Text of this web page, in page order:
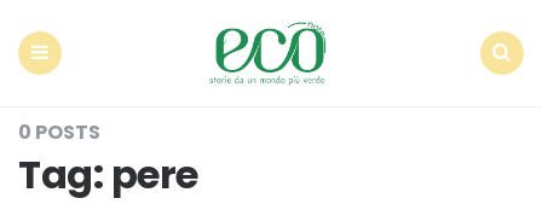
0 POSTS
Tag: pere